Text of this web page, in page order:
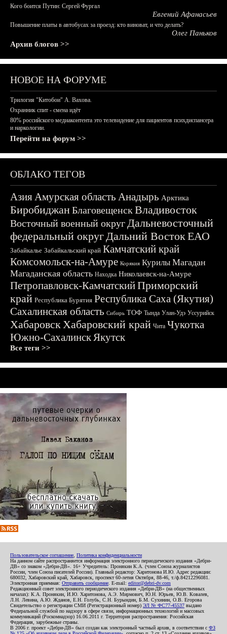
Кого боится Путин: Сергей Фургал
Евгений Афанасьев
Повышение платы в автобусах за проезд: кто виноват, и что делать?
Олег Паньков
Архив блогов >>
НОВОЕ НА ФОРУМЕ
Трилогия "Китобои" А. Вахова.
Охранник спит - смена идёт
80% российского медиаконтента это телевидение для пациентов психдиспансера
и наркологии.
Перейти на форум >>
ОБЛАКО ТЕГОВ
АзияАмурская область Анадырь Арктика
БиробиджанБлаговещенскВладивосток
Восточный военный округДальневосточный
федеральный округДальний ВостокЕАО
Забайкалье Забайкальский край Камчатский край
Комсомольск-на-Амуре Корякия Курилы Магадан
Магаданская область Находка Николаевск-на-Амуре
Петропавловск-КамчатскийПриморский
край Республика Бурятия Республика Саха (Якутия)
Сахалинская область Сибирь ТОФ Тында Улан-Удэ Уссурийск
ХабаровскХабаровский край Чита Чукотка
Южно-СахалинскЯкутск
Все теги >>
Пользовательское соглашение Политика конфиденциальности
На данном сайте распространяется информация электронного периодического издания «Дебри-
ДВ» со знаком «Дебри-ДВ». 16+ Учредитель: Пронякин К.А. (член Союза журналистов
России, член Союза писателей России). Главный редактор: Харитонова И.Ю. Адрес редакции:
680032, Хабаровский край, Хабаровск, проспект 60-летия Октября, 88-46, т./ф.84212296081.
Электронная приемная: Отправить сообщение . E-mail: editor@debri-dv.com
Редакционный совет электронного периодического издания «Дебри-ДВ» (на общественных
началах): К.А. Пронякин, И.Ю. Харитонова, А.Э. Мирмович, Ю.Н. Юрьев, Ю.В. Ковалев,
Л.Н. Левина, А.Ю. Жданов, Е.Н. Голубь, С.Н. Бурындин, Б.М. Сухинин, О.В. Егорова
Свидетельство о регистрации СМИ (Регистрационный номер) ЭЛ № ФС77-45537 выдано
Федеральной службой по надзору в сфере связи, информационных технологий и массовых
коммуникаций (Роскомнадзор) 16.06.2011 г. Территория распространения: Российская
Федерация, зарубежные страны.
В 2006 г. проект «Дебри-ДВ» был создан как электронный частный архив, в соответствии с ФЗ